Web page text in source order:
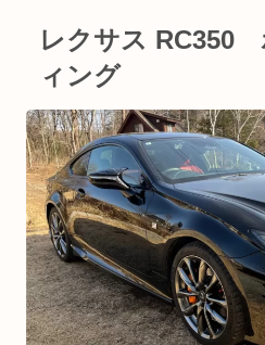
レクサス RC350
ィング